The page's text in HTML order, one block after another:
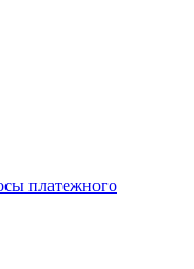
платежного